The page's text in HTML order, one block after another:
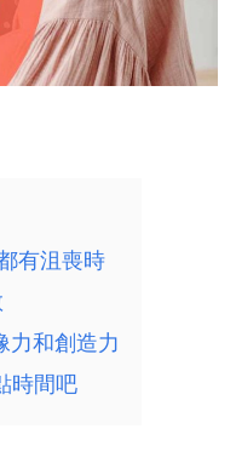
有沮喪時
力和創造力
時間吧